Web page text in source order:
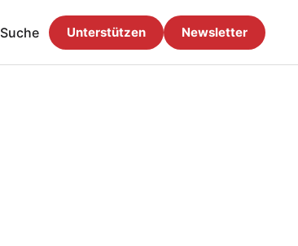
Suche Unterstützen Newsletter